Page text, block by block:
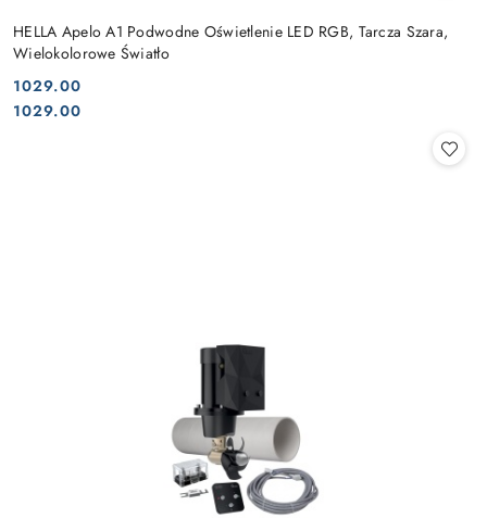
HELLA Apelo A1 Podwodne Oświetlenie LED RGB, Tarcza Szara,
Wielokolorowe Światło
Cena:
1029.00
Cena:
1029.00